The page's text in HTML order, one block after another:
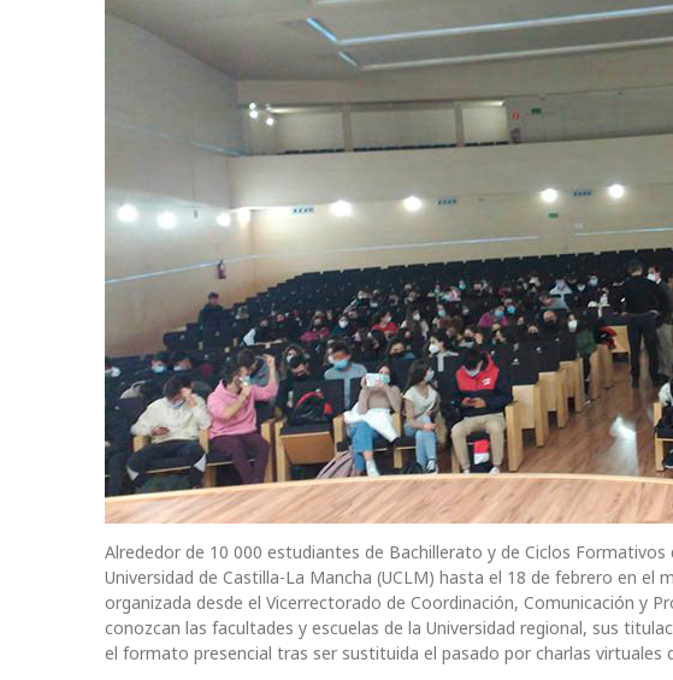
Alrededor de 10 000 estudiantes de Bachillerato y de Ciclos
Universidad de Castilla-La Mancha (UCLM) hasta el 18 de febrero en el
organizada desde el Vicerrectorado de Coordinación, Comunicación y
conozcan las facultades y escuelas de la Universidad regional, sus
el formato presencial tras ser sustituida el pasado por charlas virtuales